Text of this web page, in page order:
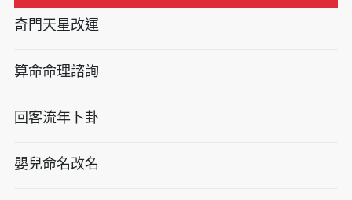
奇門天星改運
算命命理諮詢
回客流年卜卦
嬰兒命名改名